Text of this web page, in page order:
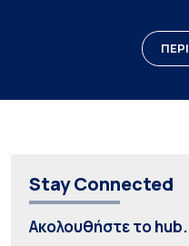
Stay Connected
Ακολουθήστε το